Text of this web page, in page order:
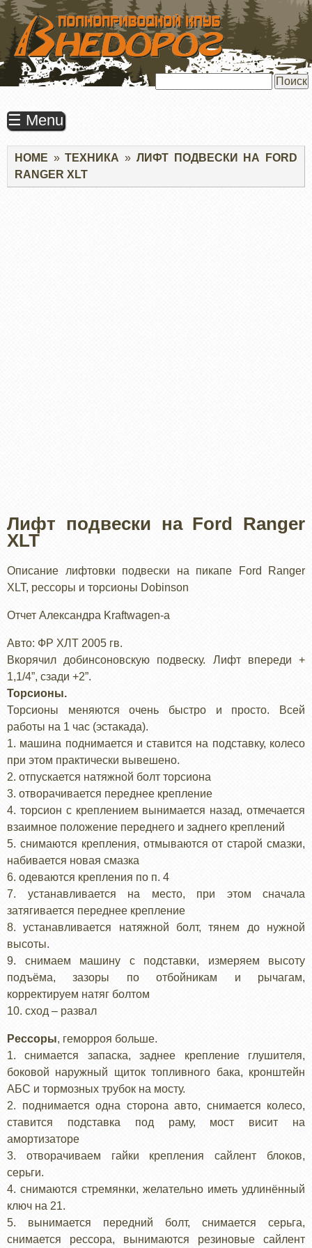
ПЕРЕЙТИ
ОСНОВНОМУ
СОДЕРЖАНИЮ
☰ Menu
Строка
навигации
HOME ТЕХНИКА
ЛИФТ ПОДВЕСКИ НА FORD
RANGER XLT
Лифт подвески на Ford Ranger
XLT
Описание лифтовки подвески на пикапе Ford Ranger
XLT, рессоры и торсионы Dobinson
Отчет Александра Kraftwagen-а
Авто: ФР ХЛТ 2005 гв.
Вкорячил добинсоновскую подвеску. Лифт впереди +
1,1/4”, сзади +2”.
Торсионы.
Торсионы меняются очень быстро и просто. Всей
работы на 1 час (эстакада).
1. машина поднимается и ставится на подставку, колесо
при этом практически вывешено.
2. отпускается натяжной болт торсиона
3. отворачивается переднее крепление
4. торсион с креплением вынимается назад, отмечается
взаимное положение переднего и заднего креплений
5. снимаются крепления, отмываются от старой смазки,
набивается новая смазка
6. одеваются крепления по п. 4
7. устанавливается на место, при этом сначала
затягивается переднее крепление
8. устанавливается натяжной болт, тянем до нужной
высоты.
9. снимаем машину с подставки, измеряем высоту
подъёма, зазоры по отбойникам и рычагам,
корректируем натяг болтом
10. сход – развал
Рессоры, геморроя больше.
1. снимается запаска, заднее крепление глушителя,
боковой наружный щиток топливного бака, кронштейн
АБС и тормозных трубок на мосту.
2. поднимается одна сторона авто, снимается колесо,
ставится подставка под раму, мост висит на
амортизаторе
3. отворачиваем гайки крепления сайлент блоков,
серьги.
4. снимаются стремянки, желательно иметь удлинённый
ключ на 21.
5. вынимается передний болт, снимается серьга,
снимается рессора, вынимаются резиновые сайлент